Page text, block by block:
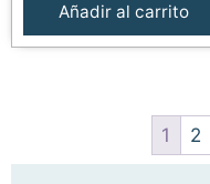
Añadir al carrito
1 2